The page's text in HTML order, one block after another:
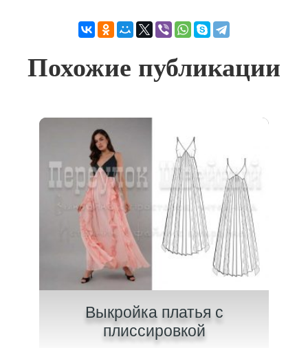
Похожие публикации
Выкройка платья с
плиссировкой